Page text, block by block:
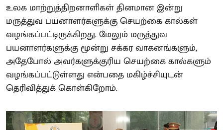
உலக மாற்றுத்திறனாளிகள் தினமான இன்று
மருத்துவ பயனாளர்களுக்கு செயற்கை கால்கள்
வழங்கப்பட்டிருக்கிறது. மேலும் மருத்துவ
பயனாளர்களுக்கு மூன்று சக்கர வாகனங்களும்,
அதேபோல் அவர்களுக்குரிய செயற்கை கால்களும்
வழங்கப்பட்டுள்ளது என்பதை மகிழ்ச்சியுடன்
தெரிவித்துக் கொள்கிறோம்.